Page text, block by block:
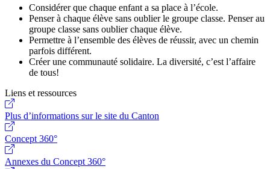
Considérer que chaque enfant a sa place à l’école.
Penser à chaque élève sans oublier le groupe classe. Penser au
groupe classe sans oublier chaque élève.
Permettre à l’ensemble des élèves de réussir, avec un chemin
parfois différent.
Créer une communauté solidaire. La diversité, c’est l’affaire
de tous!
Liens et ressources
Plus d’informations sur le site du Canton
Concept 360°
Annexes du Concept 360°